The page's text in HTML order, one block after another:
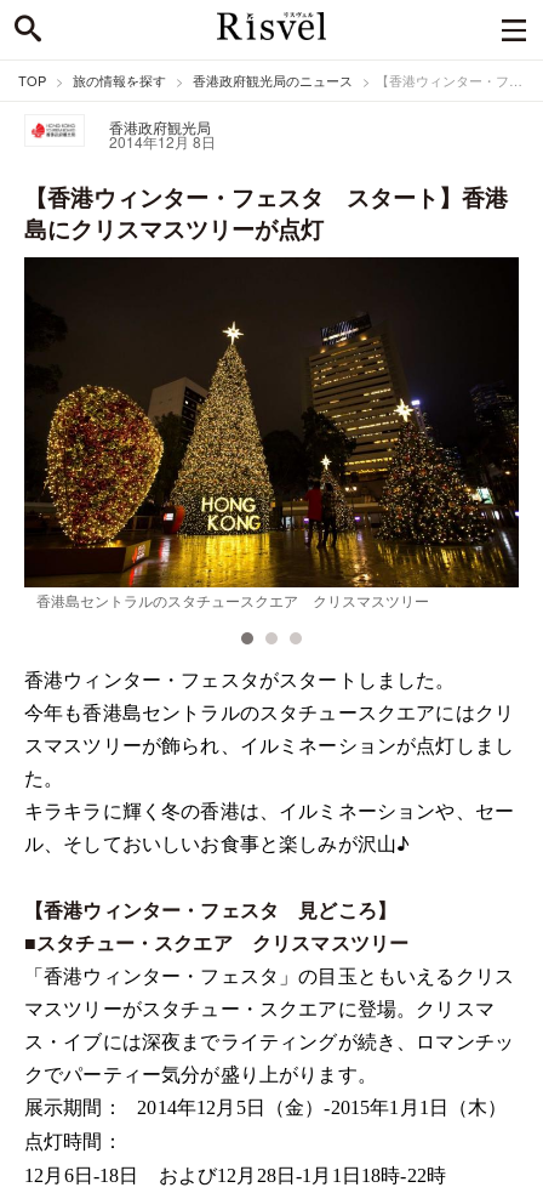
TOP 旅の情報を探す 香港政府観光局のニュース 【香港ウィンター・フェスタ スタート】香港島にクリスマスツリーが点灯
香港政府観光局
2014年12月 8日
【香港ウィンター・フェスタ スタート】香港
島にクリスマスツリーが点灯
香港島セントラルのスタチュースクエア クリスマスツリー
香港ウィンター・フェスタがスタートしました。
今年も香港島セントラルのスタチュースクエアにはクリ
スマスツリーが飾られ、イルミネーションが点灯しまし
た。
キラキラに輝く冬の香港は、イルミネーションや、セー
ル、そしておいしいお食事と楽しみが沢山♪
【香港ウィンター・フェスタ 見どころ】
■スタチュー・スクエア クリスマスツリー
「香港ウィンター・フェスタ」の目玉ともいえるクリス
マスツリーがスタチュー・スクエアに登場。クリスマ
ス・イブには深夜までライティングが続き、ロマンチッ
クでパーティー気分が盛り上がります。
展示期間：
2014年12月 5日（金）-2015年1 月 1 日（木）
点灯時間：
12月 6日-18日 および12月 28日-1 月 1 日18時-22時